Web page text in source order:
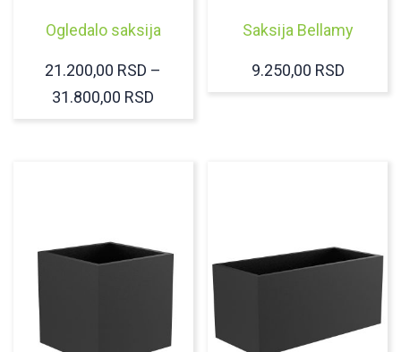
Ogledalo saksija
21.200,00 RSD –
31.800,00 RSD
Saksija Bellamy
9.250,00 RSD